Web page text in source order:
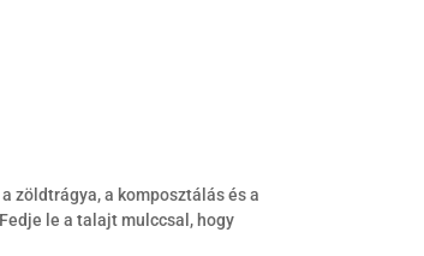
zöldtrágya, a komposztálás és a
le a talajt mulccsal, hogy